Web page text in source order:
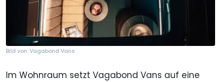
Bild von: Vagabond Vans
Im Wohnraum setzt Vagabond Vans auf eine